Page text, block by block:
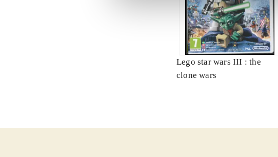
Lego star wars III : the
clone wars